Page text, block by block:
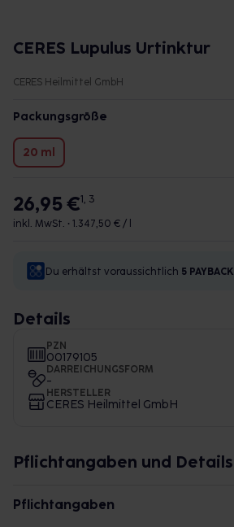
CERES Lupulus Urtinktur
CERES Heilmittel GmbH
Packungsgröße
20 ml
26,95 €1, 3
inkl. MwSt. • 1.347,50 € / l
Du erhältst voraussichtlich 5 PAYBACK
Details
PZN
00179105
DARREICHUNGSFORM
-
HERSTELLER
CERES Heilmittel GmbH
Pflichtangaben und Details
Pflichtangaben